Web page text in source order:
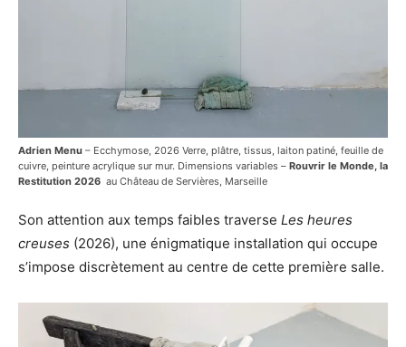
Adrien Menu – Ecchymose, 2026 Verre, plâtre, tissus, laiton patiné, feuille de
cuivre, peinture acrylique sur mur. Dimensions variables – Rouvrir le Monde, la
Restitution 2026 au Château de Servières, Marseille
Son attention aux temps faibles traverse Les heures
creuses (2026), une énigmatique installation qui occupe
s’impose discrètement au centre de cette première salle.